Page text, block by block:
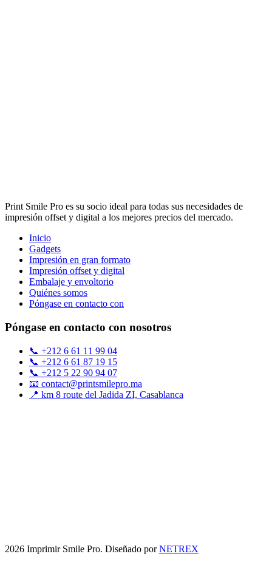
Print Smile Pro es su socio ideal para todas sus necesidades de
impresión offset y digital a los mejores precios del mercado.
Inicio
Gadgets
Impresión en gran formato
Impresión offset y digital
Embalaje y envoltorio
Quiénes somos
Póngase en contacto con
Póngase en contacto con nosotros
📞 +212 6 61 11 99 04
📞 +212 6 61 87 19 15
📞 +212 5 22 90 94 07
📧 contact@printsmilepro.ma
📍 km 8 route del Jadida ZI, Casablanca
2026 Imprimir Smile Pro. Diseñado porNETREX